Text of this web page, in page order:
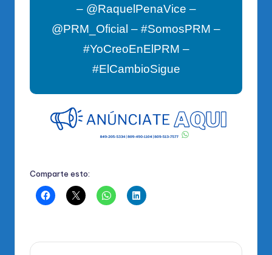
– @RaquelPenaVice –
@PRM_Oficial – #SomosPRM –
#YoCreoEnElPRM –
#ElCambioSigue
Comparte esto: